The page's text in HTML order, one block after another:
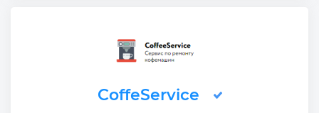
CoffeService